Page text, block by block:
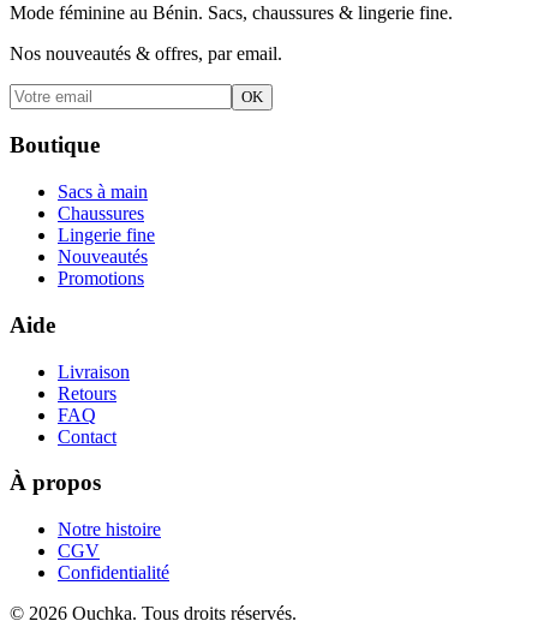
Mode féminine au Bénin. Sacs, chaussures & lingerie fine.
Nos nouveautés & offres, par email.
OK
Boutique
Sacs à main
Chaussures
Lingerie fine
Nouveautés
Promotions
Aide
Livraison
Retours
FAQ
Contact
À propos
Notre histoire
CGV
Confidentialité
© 2026 Ouchka. Tous droits réservés.